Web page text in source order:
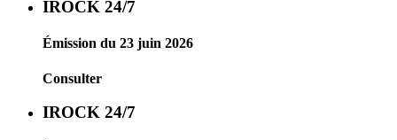
IROCK 24/7
Émission du 23 juin 2026
Consulter
IROCK 24/7